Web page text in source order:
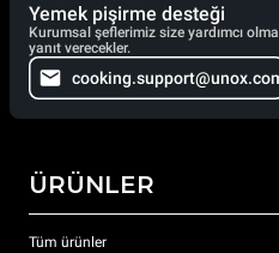
Yemek pişirme desteği
Kurumsal şeflerimiz size yardımcı
yanıt verecekler.
ÜRÜNLER
Tüm ürünler